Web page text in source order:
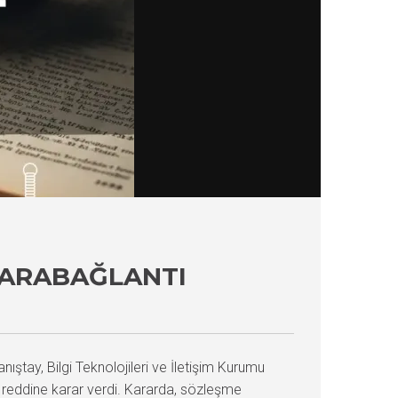
Bilgi Teknolojileri ve İletişim Kurumu
reddine karar verdi. Kararda, sözleşme